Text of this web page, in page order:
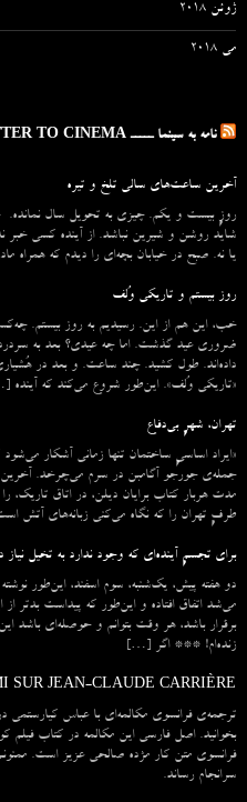
ژوئن 2018
می 2018
نامه به سینما ـــــ LETTER TO CINEMA
آخرین ساعت‌های سالی تلخ و تیره
روزِ بیست و یکم. چیزی به تحویل سال نمانده.
شاید روشن و شیرین نباشد. از آینده کسی خبر
یا نه. صبح در خیابان بچه‌ای را دیدم که
روز بیستم و تاریکی وُلف
خب، این هم از این. رسیدیم به روز بیستم.
ضروری عید گذشت. اما چه عیدی؟ بعد به
داده‌اند. طول کشید. چند ساعت. و بعد در
«تاریکی وُلف». این‌طور شروع می‌‌کند که آینده
تهران، شهرِ بی‌دفاع
«ایراد اساسیِ ساختمان تنها زمانی آشکار
جمله‌ی جورجو آگامبن در سرم می‌چرخد. آخرین
مدت هربار کتاب برایان دیلن، در اتاق تاریک،
طرفِ تهران را که نگاه می‌کنی زبانه‌های آتش
برای تجسمِ آینده‌ای که وجود ندارد به تخیل نیاز
دو هفته پیش، یک‌شنبه، سوم اسفند، این‌طور
می‌شد اتفاق افتاده و این‌طور که پیداست بدتر
برقرار باشد، هر وقت بتوانم و حوصله‌ای باشد
زنده‌ام! *** اگر […]
SUR JEAN-CLAUDE CARRIÈRE
ترجمه‌ی فرانسوی مکالمه‌ای با عباس کیارستمی
بخوانید. اصل فارسی این مکالمه در کتاب فیلم
فرانسوی متن کار مژده صالحی عزیز است.
سرانجام رساند.